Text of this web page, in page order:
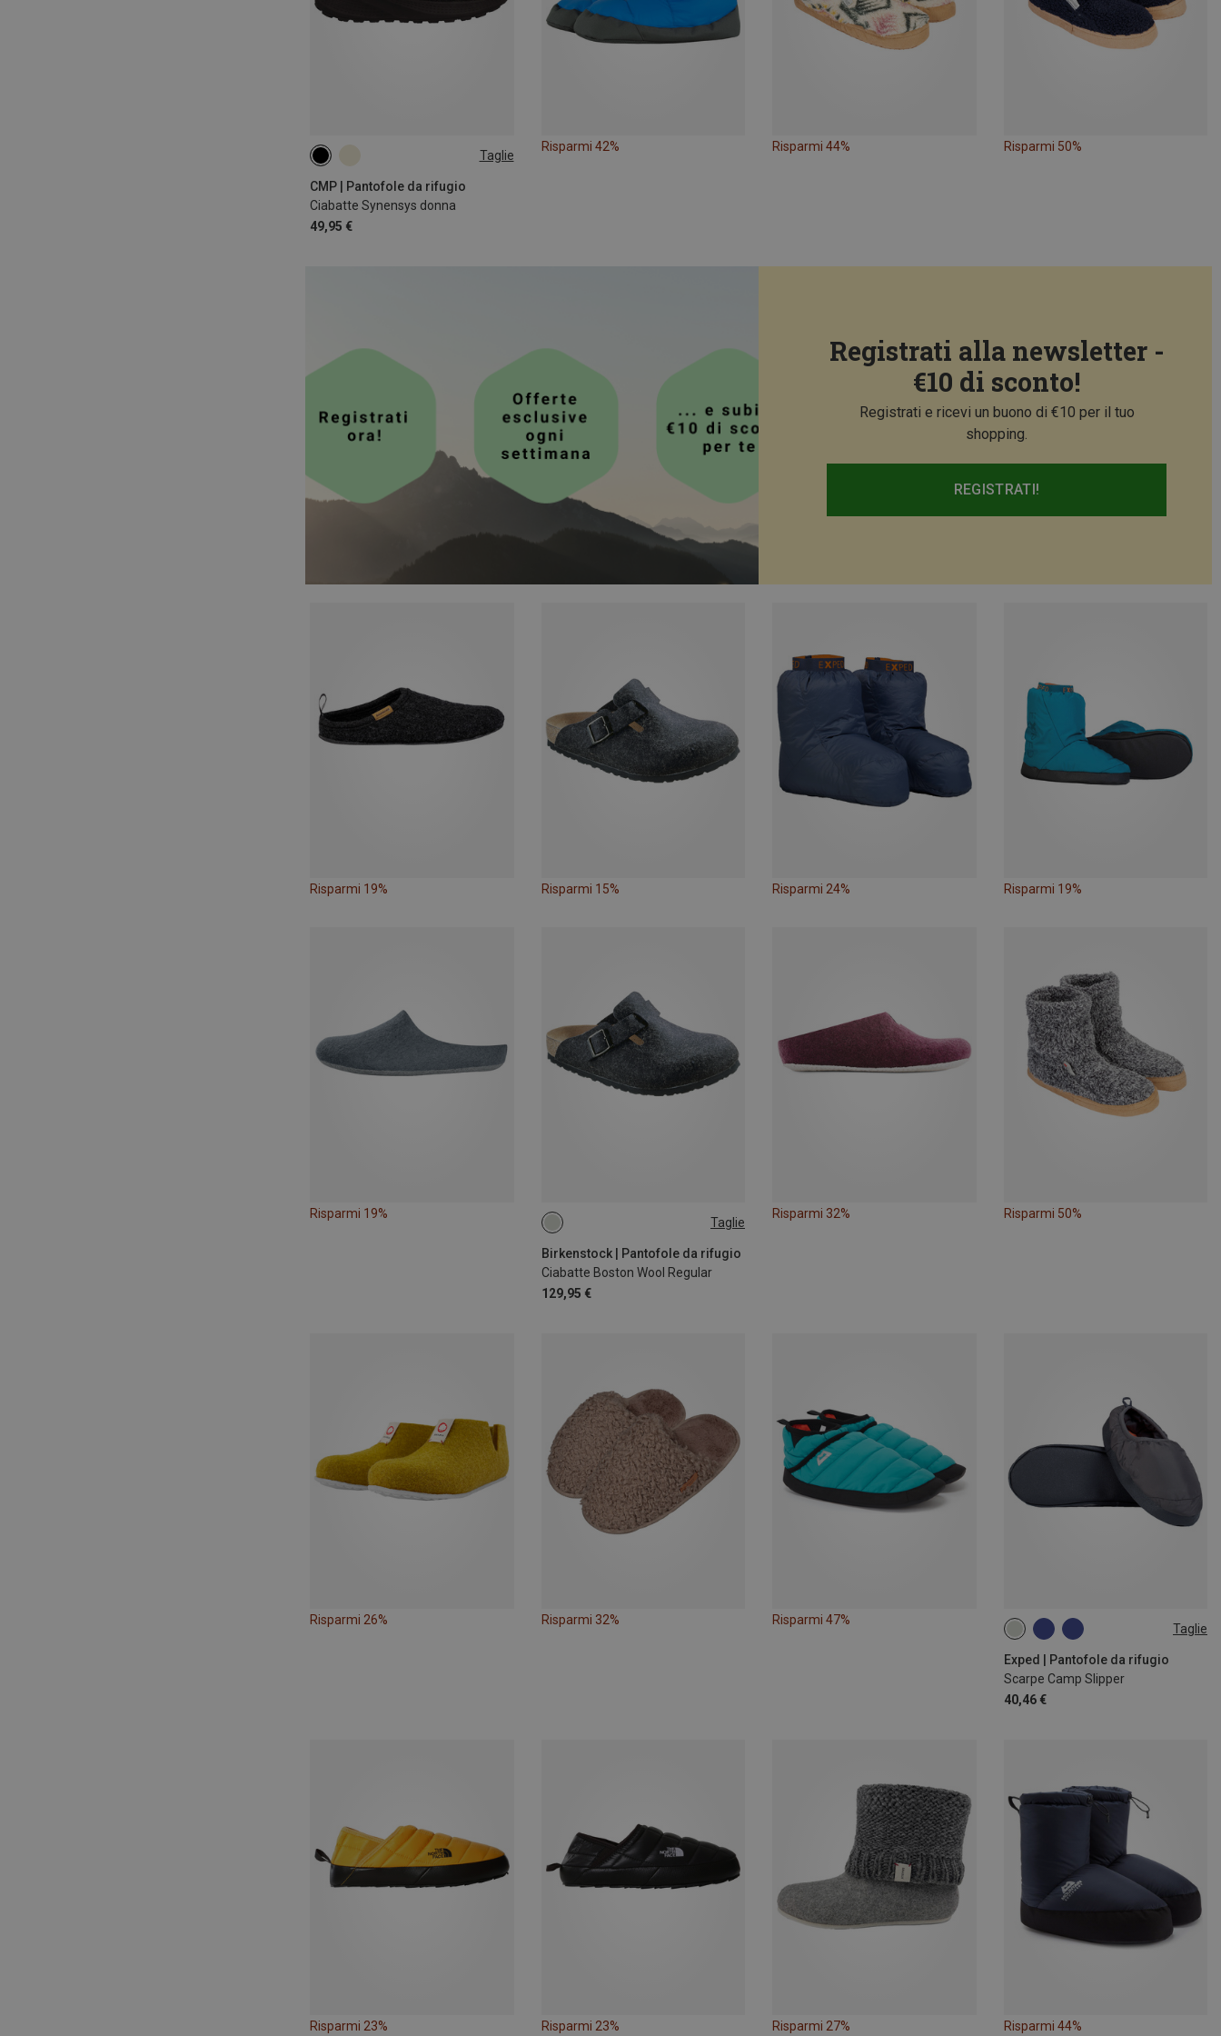
Taglie
CMP | Pantofole da rifugio
Ciabatte Synensys donna
49,95 €
36
Risparmi 42% Risparmi 44% Risparmi 50%
Registrati alla newsletter -
€10 di sconto!
Registrati e ricevi un buono di €10 per il tuo
shopping.
REGISTRATI!
Risparmi 19% Risparmi 15% Risparmi 24% Risparmi 19%
Risparmi 19%
Taglie
Birkenstock | Pantofole da rifugio
Ciabatte Boston Wool Regular
129,95 €
44
Risparmi 32% Risparmi 50%
Risparmi 26% Risparmi 32% Risparmi 47%
Taglie
Exped | Pantofole da rifugio
Scarpe Camp Slipper
40,46 €
43|44|45 46|47
Risparmi 23% Risparmi 23% Risparmi 27% Risparmi 44%